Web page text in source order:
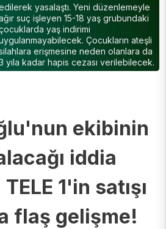
yasalaştı. Yeni düzenlemeyle
suç işleyen 15-18 yaş grubundaki
yaş indirimi
Çocukların ateşli
erişmesine neden olanlara da
yıla kadar hapis cezası verilebilecek.
ekibinin
iddia
1'in satışı
flaş gelişme!